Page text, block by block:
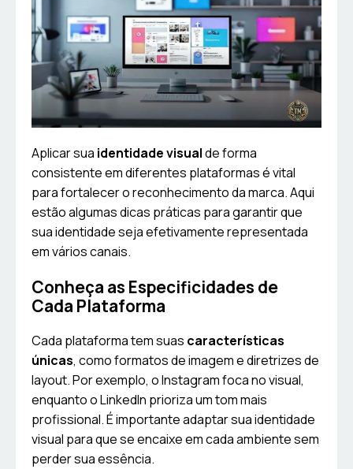
Aplicar sua identidade visualde forma
consistente em diferentes plataformas é vital
para fortalecer o reconhecimento da marca. Aqui
estão algumas dicas práticas para garantir que
sua identidade seja efetivamente representada
em vários canais.
Conheça as Especificidades de
Cada Plataforma
Cada plataforma tem suas características
únicas, como formatos de imagem e diretrizes de
layout. Por exemplo, o Instagram foca no visual,
enquanto o LinkedIn prioriza um tom mais
profissional. É importante adaptar sua identidade
visual para que se encaixe em cada ambiente sem
perder sua essência.